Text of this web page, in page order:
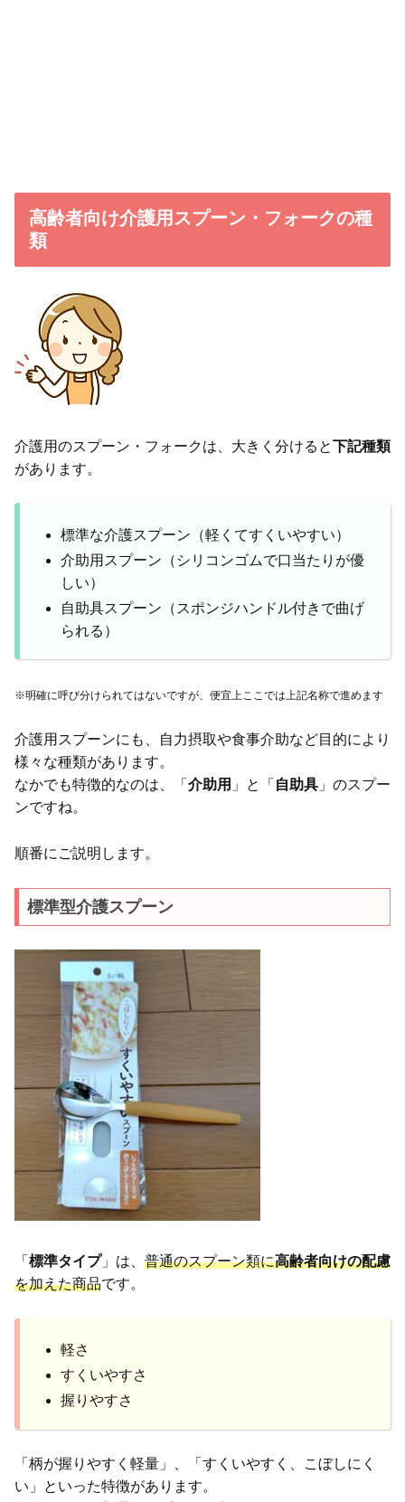
高齢者向け介護用スプーン・フォークの種
類
介護用のスプーン・フォークは、大きく分けると下記種類
があります。
標準な介護スプーン（軽くてすくいやすい）
介助用スプーン（シリコンゴムで口当たりが優
しい）
自助具スプーン（スポンジハンドル付きで曲げ
られる）
※明確に呼び分けられてはないですが、便宜上ここでは上記名称で進めます
介護用スプーンにも、自力摂取や食事介助など目的により
様々な種類があります。
なかでも特徴的なのは、「 介助用 」と「 自助具 」のスプー
ンですね。
順番にご説明します。
標準型介護スプーン
「 標準タイプ」は、 普通のスプーン類に高齢者向けの配慮
を加えた商品です。
軽さ
すくいやすさ
握りやすさ
「柄が握りやすく軽量」、「すくいやすく、こぼしにく
い」といった特徴があります。